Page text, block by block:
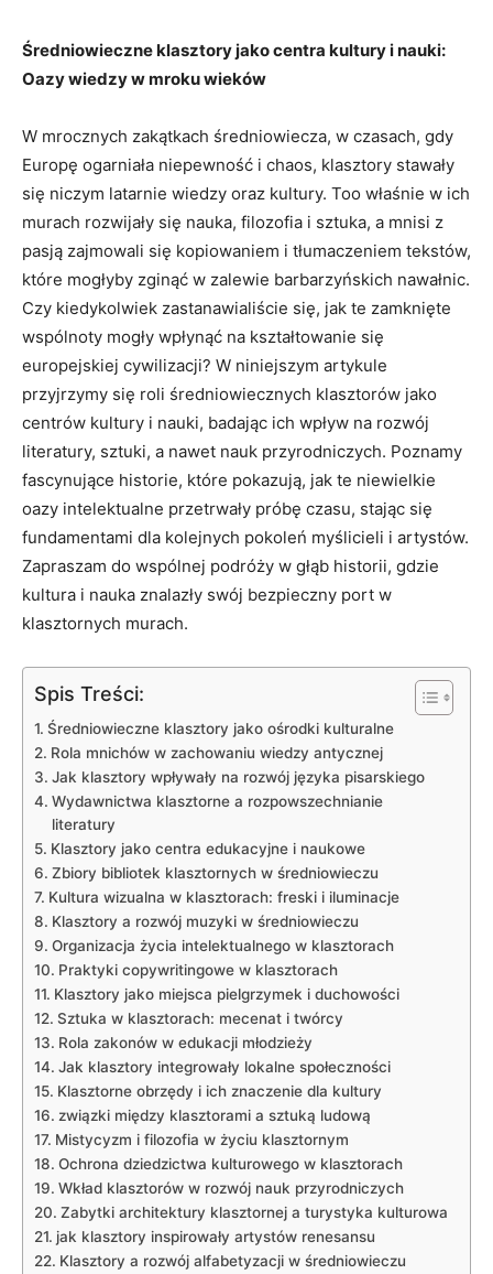
Średniowieczne klasztory jako centra kultury i nauki:
Oazy wiedzy w mroku wieków
W mrocznych zakątkach średniowiecza, w czasach, gdy
Europę ogarniała niepewność i chaos, klasztory stawały
się niczym latarnie wiedzy oraz kultury. Too właśnie w ich
murach rozwijały się nauka, filozofia i sztuka, a mnisi z
pasją zajmowali się kopiowaniem i tłumaczeniem tekstów,
które mogłyby zginąć w zalewie barbarzyńskich nawałnic.
Czy kiedykolwiek zastanawialiście się, jak te zamknięte
wspólnoty mogły wpłynąć na kształtowanie się
europejskiej cywilizacji? W niniejszym artykule
przyjrzymy się roli średniowiecznych klasztorów jako
centrów kultury i nauki, badając ich wpływ na rozwój
literatury, sztuki, a nawet nauk przyrodniczych. Poznamy
fascynujące historie, które pokazują, jak te niewielkie
oazy intelektualne przetrwały próbę czasu, stając się
fundamentami dla kolejnych pokoleń myślicieli i artystów.
Zapraszam do wspólnej podróży w głąb historii, gdzie
kultura i nauka znalazły swój bezpieczny port w
klasztornych murach.
Spis Treści:
Średniowieczne klasztory jako ośrodki kulturalne
Rola mnichów w zachowaniu wiedzy antycznej
Jak klasztory wpływały na rozwój języka pisarskiego
Wydawnictwa klasztorne a rozpowszechnianie
literatury
Klasztory jako centra edukacyjne i naukowe
Zbiory bibliotek klasztornych w średniowieczu
Kultura wizualna w klasztorach: freski i iluminacje
Klasztory a rozwój muzyki w średniowieczu
Organizacja życia intelektualnego w klasztorach
Praktyki copywritingowe w klasztorach
Klasztory jako miejsca pielgrzymek i duchowości
Sztuka w klasztorach: mecenat i twórcy
Rola zakonów w edukacji młodzieży
Jak klasztory integrowały lokalne społeczności
Klasztorne obrzędy i ich znaczenie dla kultury
związki między klasztorami a sztuką ludową
Mistycyzm i filozofia w życiu klasztornym
Ochrona dziedzictwa kulturowego w klasztorach
Wkład klasztorów w rozwój nauk przyrodniczych
Zabytki architektury klasztornej a turystyka kulturowa
jak klasztory inspirowały artystów renesansu
Klasztory a rozwój alfabetyzacji w średniowieczu